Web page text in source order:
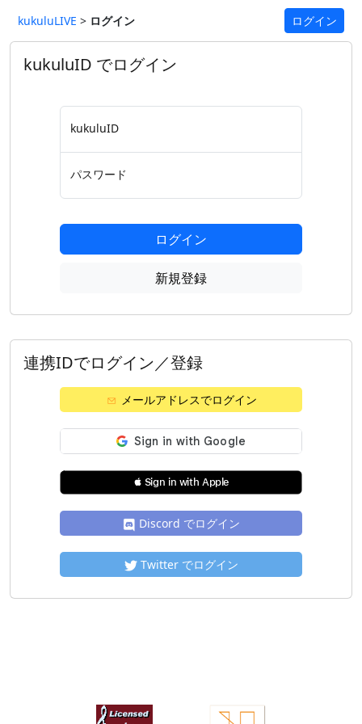
kukuluLIVE > ログイン ログイン
kukuluID でログイン
kukuluID
パスワード
ログイン
新規登録
連携IDでログイン／登録
メールアドレスでログイン
 Sign in with Apple
Discord でログイン
Twitter でログイン